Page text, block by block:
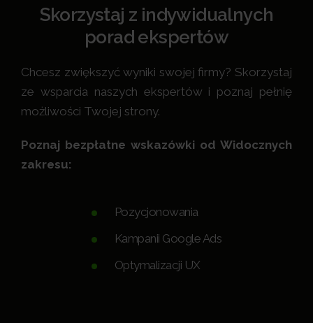
Skorzystaj z indywidualnych
porad ekspertów
Chcesz zwiększyć wyniki swojej firmy? Skorzystaj
ze wsparcia naszych ekspertów i poznaj pełnię
możliwości Twojej strony.
Poznaj bezpłatne wskazówki od Widocznych
zakresu:
Pozycjonowania
Kampanii Google Ads
Optymalizacji UX